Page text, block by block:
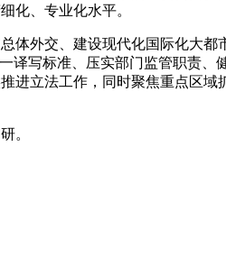
化、专业化水平。
体外交、建设现代化国际化大
译写标准、压实部门监管职责
进立法工作，同时聚焦重点区
。